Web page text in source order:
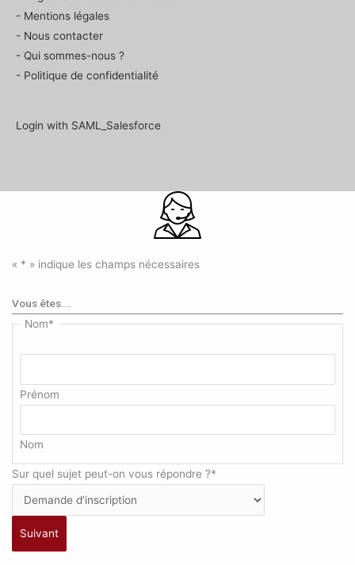
- Mentions légales
- Nous contacter
- Qui sommes-nous ?
- Politique de confidentialité
Login with SAML_Salesforce
« * » indique les champs nécessaires
Vous êtes...
Nom*
Prénom
Nom
Sur quel sujet peut-on vous répondre ?*
Suivant